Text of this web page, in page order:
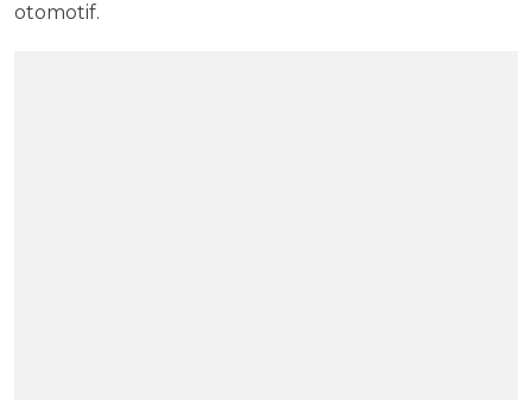
otomotif.